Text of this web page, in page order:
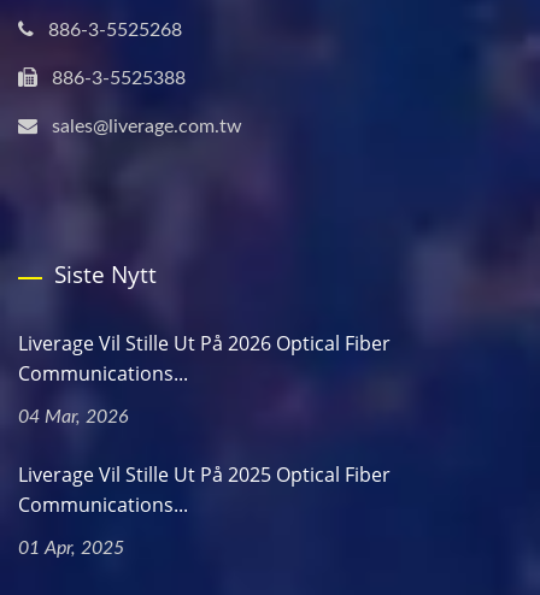
886-3-5525268
886-3-5525388
sales@liverage.com.tw
Siste Nytt
Liverage Vil Stille Ut På 2026 Optical Fiber
Communications...
04 Mar, 2026
Liverage Vil Stille Ut På 2025 Optical Fiber
Communications...
01 Apr, 2025